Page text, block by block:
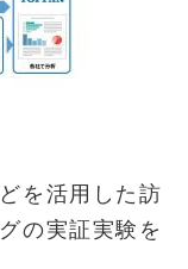
を活用した訪
の実証実験を